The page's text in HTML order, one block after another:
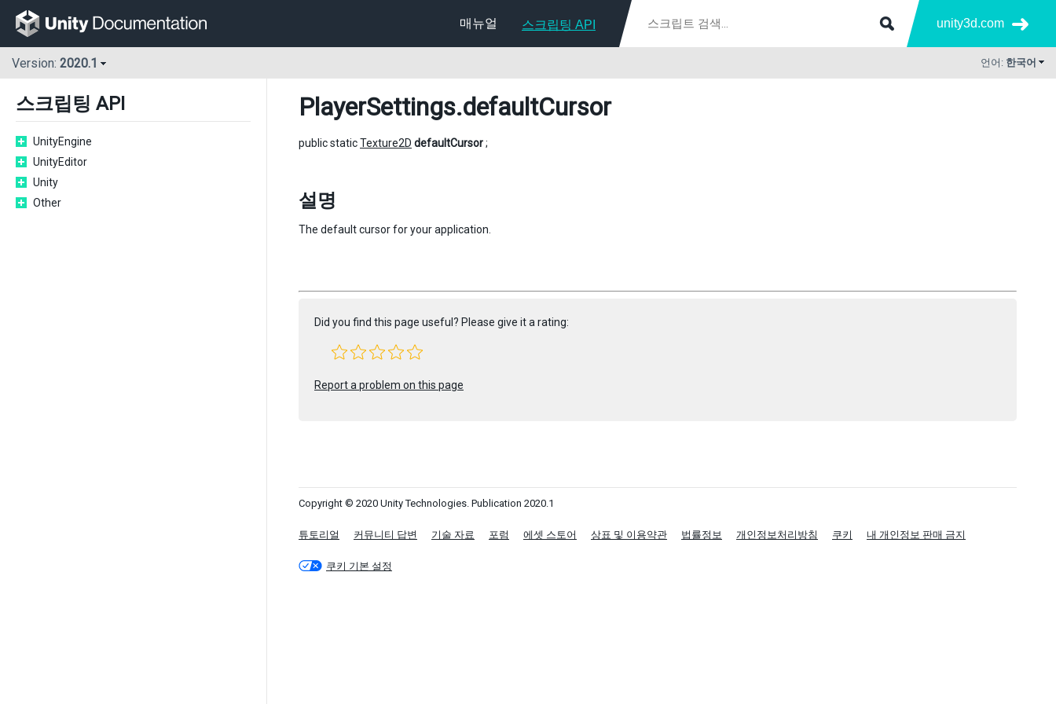
매뉴얼 스크립팅 API unity3d.com
Version: 2020.1 언어: 한국어
스크립팅 API
UnityEngine
UnityEditor
Unity
Other
PlayerSettings.defaultCursor
public staticTexture2D defaultCursor;
설명
The default cursor for your application.
Did you find this page useful? Please give it a rating:
Report a problem on this page
Copyright © 2020 Unity Technologies. Publication 2020.1
튜토리얼 커뮤니티 답변 기술 자료 포럼 에셋 스토어 상표 및 이용약관 법률정보 개인정보처리방침 쿠키 내 개인정보 판매 금지
쿠키 기본 설정